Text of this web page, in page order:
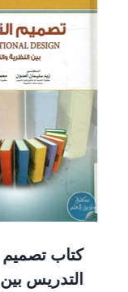
كتاب تصميم
التدريس بين